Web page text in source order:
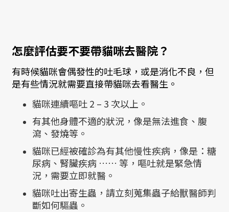
怎麼評估要不要帶貓咪去醫院？
有時候貓咪會偶發性的吐毛球，或是消化不良，但
是有些情況就需要直接帶貓咪去看醫生。
貓咪連續嘔吐 2 – 3 次以上。
有其他身體不適的狀況，像是無法進食、腹
瀉、發燒等。
貓咪已經被確診為有其他慢性疾病，像是：糖
尿病、腎臟疾病 …… 等，嘔吐就是緊急情
況，需要立即就醫。
貓咪吐出寄生蟲，請立刻蒐集蟲子給獸醫師判
斷如何驅蟲。